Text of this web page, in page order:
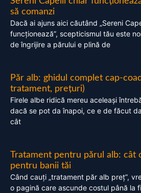
să comanzi
Dacă ai ajuns aici căutând „Sereni
funcționează”, scepticismul tău este
de îngrijire a părului e plină de
Păr alb: ghidul complet cap-
tratament, prețuri)
Firele albe ridică mereu aceleași
dacă se pot da înapoi, ce e de făcut
cât
Tratament pentru părul alb: cât
pentru banii tăi
Când cauți „tratament păr alb preț”,
o pagină care ascunde costul până la